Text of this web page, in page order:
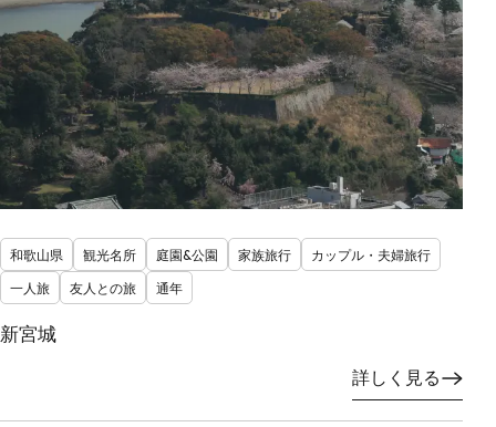
和歌山県 観光名所 庭園&公園 家族旅行
カップル・夫婦旅行
一人旅
友人との旅 通年
新宮城
詳しく見る